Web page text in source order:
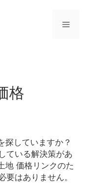
メ
格
探していますか？
ている解決策があ
地 価格リンクのた
はありません。